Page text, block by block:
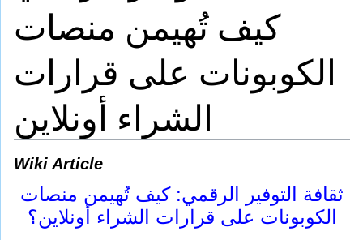
كيف تُهيمن منصات
الكوبونات على قرارات
الشراء أونلاين
Wiki Article
ثقافة التوفير الرقمي: كيف تُهيمن منصات
الكوبونات على قرارات الشراء أونلاين؟